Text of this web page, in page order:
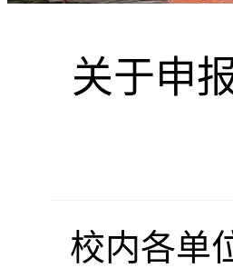
关于申
校内各单